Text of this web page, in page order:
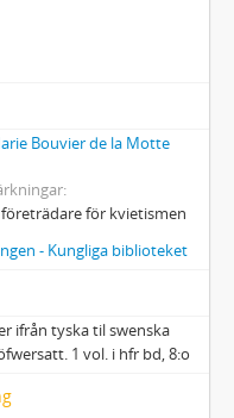
Bouvier de la Motte
för kvietismen
- Kungliga biblioteket
ifrån tyska til swenska
1 vol. i hfr bd, 8:o